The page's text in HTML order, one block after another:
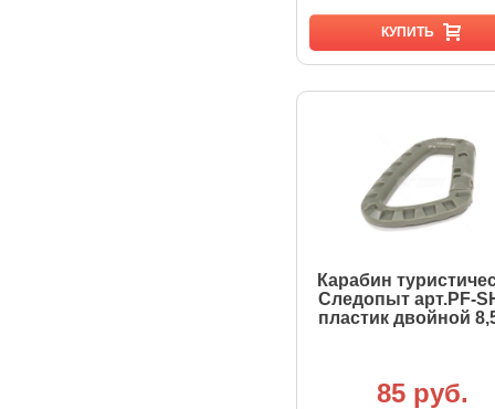
КУПИТЬ
Карабин
Следопыт арт.PF-
пластик двойной
85 руб.